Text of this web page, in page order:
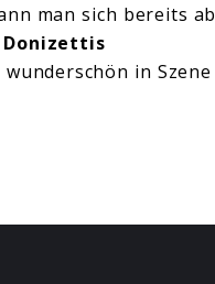
man sich bereits ab
Donizettis
in Szene